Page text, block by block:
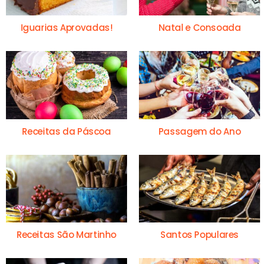
Iguarias Aprovadas! Natal e Consoada
Receitas da Páscoa Passagem do Ano
Receitas São Martinho Santos Populares